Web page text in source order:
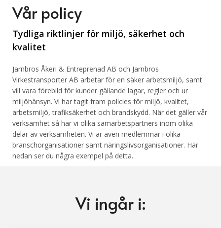
Vår policy
Tydliga riktlinjer för miljö, säkerhet och
kvalitet
Jarnbros Åkeri & Entreprenad AB och Jarnbros
Virkestransporter AB arbetar för en säker arbetsmiljö, samt
vill vara förebild för kunder gällande lagar, regler och ur
miljöhänsyn. Vi har tagit fram policies för miljö, kvalitet,
arbetsmiljö, trafiksäkerhet och brandskydd. När det gäller vår
verksamhet så har vi olika samarbetspartners inom olika
delar av verksamheten. Vi är även medlemmar i olika
branschorganisationer samt näringslivsorganisationer. Här
nedan ser du några exempel på detta.
Vi ingår i: